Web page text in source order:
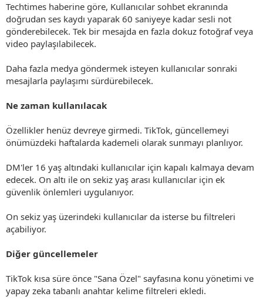
Techtimes haberine göre, Kullanıcılar sohbet ekranında
doğrudan ses kaydı yaparak 60 saniyeye kadar sesli not
gönderebilecek. Tek bir mesajda en fazla dokuz fotoğraf veya
video paylaşılabilecek.
Daha fazla medya göndermek isteyen kullanıcılar sonraki
mesajlarla paylaşımı sürdürebilecek.
Ne zaman kullanılacak
Özellikler henüz devreye girmedi. TikTok, güncellemeyi
önümüzdeki haftalarda kademeli olarak sunmayı planlıyor.
DM'ler 16 yaş altındaki kullanıcılar için kapalı kalmaya devam
edecek. On altı ile on sekiz yaş arası kullanıcılar için ek
güvenlik önlemleri uygulanıyor.
On sekiz yaş üzerindeki kullanıcılar da isterse bu filtreleri
açabiliyor.
Diğer güncellemeler
TikTok kısa süre önce "Sana Özel" sayfasına konu yönetimi ve
yapay zeka tabanlı anahtar kelime filtreleri ekledi.